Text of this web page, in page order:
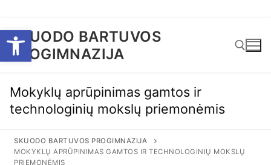
Open toolbar
prie
turinio
SKUODO BARTUVOS
PROGIMNAZIJA
Ieškoti:
Mokyklų aprūpinimas gamtos ir
technologinių mokslų priemonėmis
SKUODO BARTUVOS PROGIMNAZIJA
MOKYKLŲ APRŪPINIMAS GAMTOS IR TECHNOLOGINIŲ MOKSLŲ
PRIEMONĖMIS